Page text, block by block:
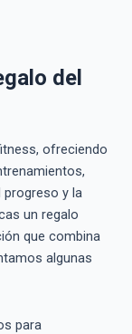
del
ofreciendo
y la
un regalo
que combina
algunas
para